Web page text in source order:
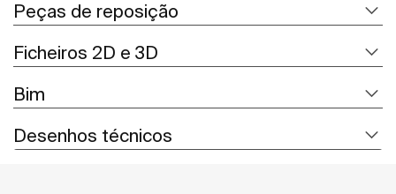
Peças de reposição
Ficheiros 2D e 3D
Bim
Desenhos técnicos